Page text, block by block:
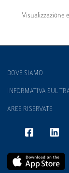
Visualizzazione
DOVE SIAMO
INFORMATIVA SUL
AREE RISERVATE